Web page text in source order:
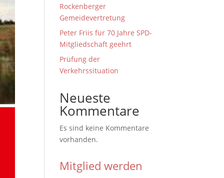
Rockenberger
Gemeidevertretung
Peter Friis für 70 Jahre SPD-
Mitgliedschaft geehrt
Prüfung der
Verkehrssituation
Neueste
Kommentare
Es sind keine Kommentare
vorhanden.
Mitglied werden